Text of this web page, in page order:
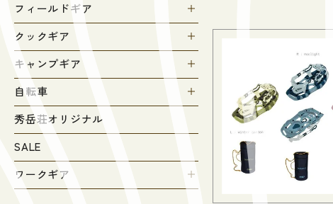
フィールドギア
クックギア
キャンプギア
自転車
秀岳荘オリジナル
SALE
ワークギア